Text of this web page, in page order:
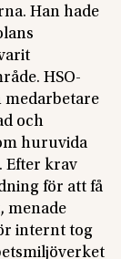
Han hade
HSO-
medarbetare
och
huruvida
Efter krav
för att få
menade
internt tog